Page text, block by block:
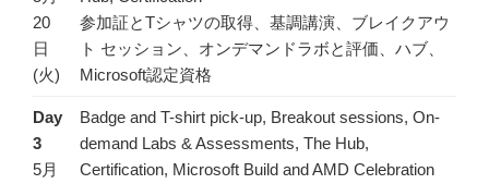
20
日
(火)
参加証とTシャツの取得、基調講演、ブレイクアウ
ト セッション、オンデマンドラボと評価、ハブ、
Microsoft認定資格
Day
3
5月
Badge and T-shirt pick-up, Breakout sessions, On-
demand Labs & Assessments, The Hub,
Certification, Microsoft Build and AMD Celebration